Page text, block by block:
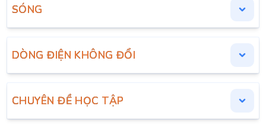
SÓNG
DÒNG ĐIỆN KHÔNG ĐỔI
CHUYÊN ĐỀ HỌC TẬP